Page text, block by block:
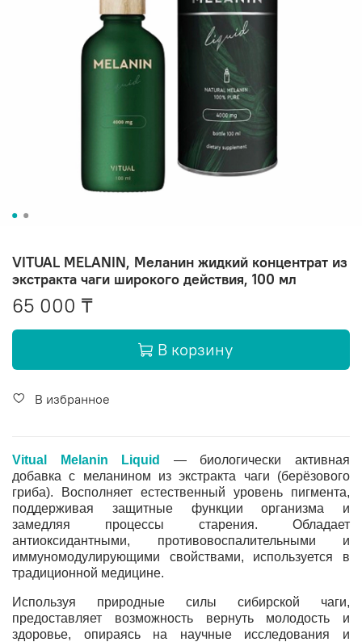
VITUAL MELANIN, Меланин жидкий концентрат из
экстракта чаги широкого действия, 100 мл
65 000 ₸
В корзину
В избранное
Vitual Melanin Liquid
— биологически активная
добавка с меланином из экстракта чаги (берёзового
гриба). Восполняет естественный уровень пигмента,
поддерживая защитные функции организма и
замедляя процессы старения. Обладает
антиоксидантными, противовоспалительными и
иммуномодулирующими свойствами, используется в
традиционной медицине.
Используя природные силы сибирской чаги,
предоставляет возможность вернуть молодость и
здоровье, опираясь на научные исследования и